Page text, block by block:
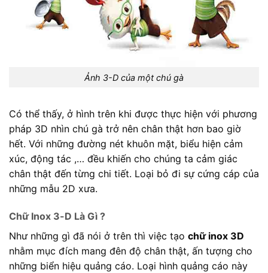
Ảnh 3-D của một chú gà
Có thể thấy, ở hình trên khi được thực hiện với phương
pháp 3D nhìn chú gà trở nên chân thật hơn bao giờ
hết. Với những đường nét khuôn mặt, biểu hiện cảm
xúc, động tác ,… đều khiến cho chúng ta cảm giác
chân thật đến từng chi tiết. Loại bỏ đi sự cứng cáp của
những mẫu 2D xưa.
Chữ Inox 3-D Là Gì ?
Như những gì đã nói ở trên thì việc tạo chữ inox 3D
nhằm mục đích mang đên độ chân thật, ấn tượng cho
những biển hiệu quảng cáo. Loại hình quảng cáo này